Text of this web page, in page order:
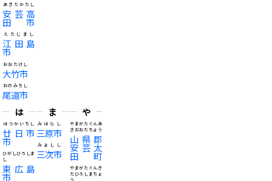
安芸高
田市
あきたかたし
江田島
市
えたじまし
大竹市
おおたけし
尾道市
おのみちし
は
廿日市
市
はつかいちし
東広島
市
ひがしひろしま
し
ま
三原市
みはらし
三次市
みよしし
や
山県郡
安芸太
田町
やまがたぐんあ
きおおたちょう
やまがたぐんき
たひろしまちょ